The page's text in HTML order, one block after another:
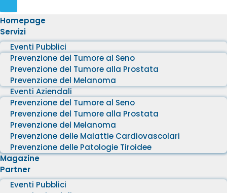
Homepage
Servizi
Eventi Pubblici
Prevenzione del Tumore al Seno
Prevenzione del Tumore alla Prostata
Prevenzione del Melanoma
Eventi Aziendali
Prevenzione del Tumore al Seno
Prevenzione del Tumore alla Prostata
Prevenzione del Melanoma
Prevenzione delle Malattie Cardiovascolari
Prevenzione delle Patologie Tiroidee
Magazine
Partner
Eventi Pubblici